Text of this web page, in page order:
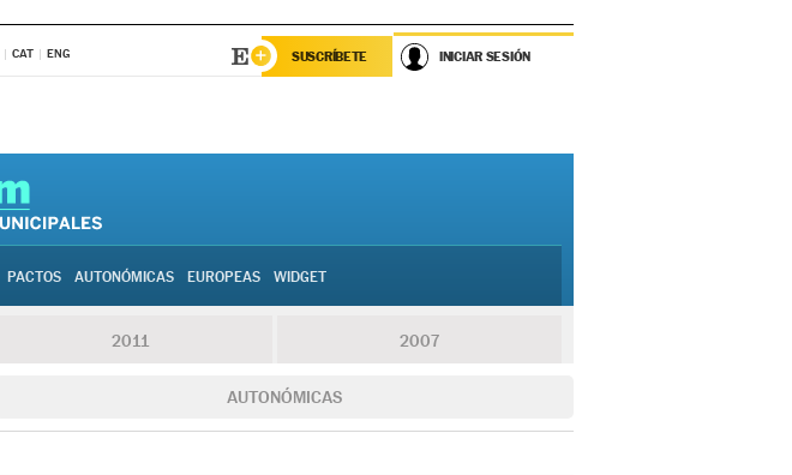
CAT ENG SUSCRÍBETE INICIAR SESIÓN
PACTOS AUTONÓMICAS EUROPEAS WIDGET
2011 2007
AUTONÓMICAS